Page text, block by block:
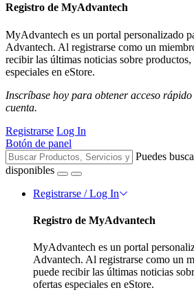
Registro de MyAdvantech
MyAdvantech es un portal personalizado
Advantech. Al registrarse como un
recibir las últimas noticias sobre
especiales en eStore.
Inscríbase hoy para obtener acceso
cuenta.
Registrarse Log In
Botón de panel
Puedes
disponibles
Registrarse / Log In
Registro de MyAdvantech
MyAdvantech es un portal
Advantech. Al registrarse como un
puede recibir las últimas noticias
ofertas especiales en eStore.